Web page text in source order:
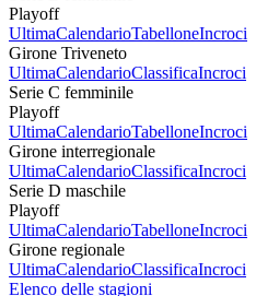
Playoff
UltimaCalendarioTabelloneIncroci
Girone Triveneto
UltimaCalendarioClassificaIncroci
Serie C femminile
Playoff
UltimaCalendarioTabelloneIncroci
Girone interregionale
UltimaCalendarioClassificaIncroci
Serie D maschile
Playoff
UltimaCalendarioTabelloneIncroci
Girone regionale
UltimaCalendarioClassificaIncroci
Elenco delle stagioni